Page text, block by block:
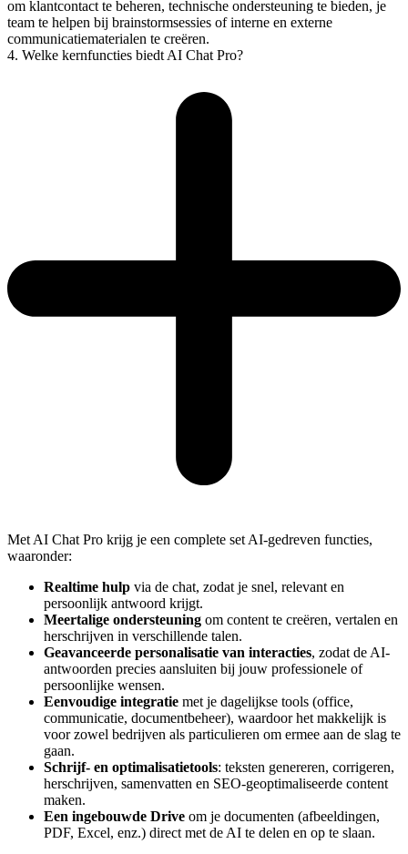
om klantcontact te beheren, technische ondersteuning te bieden, je
team te helpen bij brainstormsessies of interne en externe
communicatiematerialen te creëren.
4. Welke kernfuncties biedt AI Chat Pro?
Met AI Chat Pro krijg je een complete set AI-gedreven functies,
waaronder:
Realtime hulp via de chat, zodat je snel, relevant en
persoonlijk antwoord krijgt.
Meertalige ondersteuning om content te creëren, vertalen en
herschrijven in verschillende talen.
Geavanceerde personalisatie van interacties, zodat de AI-
antwoorden precies aansluiten bij jouw professionele of
persoonlijke wensen.
Eenvoudige integratie met je dagelijkse tools (office,
communicatie, documentbeheer), waardoor het makkelijk is
voor zowel bedrijven als particulieren om ermee aan de slag te
gaan.
Schrijf- en optimalisatietools: teksten genereren, corrigeren,
herschrijven, samenvatten en SEO-geoptimaliseerde content
maken.
Een ingebouwde Drive om je documenten (afbeeldingen,
PDF, Excel, enz.) direct met de AI te delen en op te slaan.